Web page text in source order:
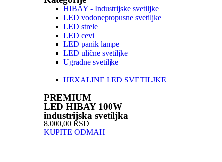
HIBAY - Industrijske svetiljke
LED vodonepropusne svetiljke
LED strele
LED cevi
LED panik lampe
LED ulične svetiljke
Ugradne svetiljke
HEXALINE LED SVETILJKE
PREMIUM
LED HIBAY 100W
industrijska svetiljka
8.000,00 RSD
KUPITE ODMAH